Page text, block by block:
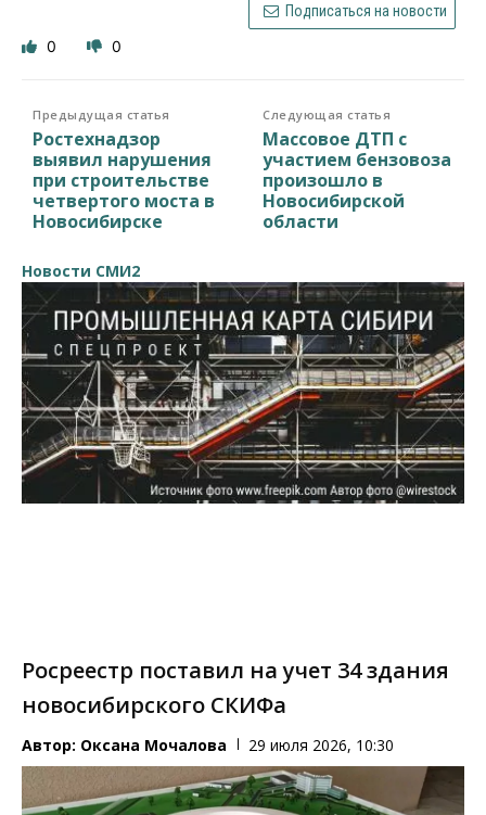
Подписаться на новости
0 0
Предыдущая статья
Ростехнадзор
выявил нарушения
при строительстве
четвертого моста в
Новосибирске
Следующая статья
Массовое ДТП с
участием бензовоза
произошло в
Новосибирской
области
Новости СМИ2
Росреестр поставил на учет 34 здания
новосибирского СКИФа
Автор: Оксана Мочалова 29 июля 2026, 10:30